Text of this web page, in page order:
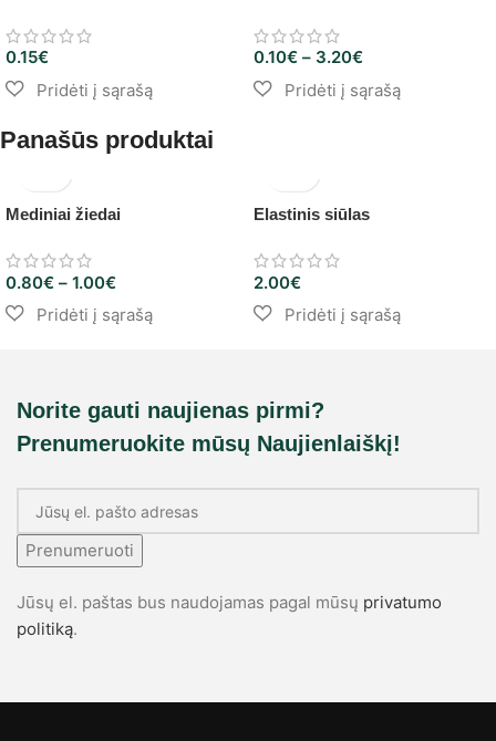
0.15€ 0.10€ – 3.20€
Panašūs produktai
Mediniai žiedai
0.80€ – 1.00€
Elastinis siūlas
2.00€
Norite gauti naujienas pirmi?
Prenumeruokite mūsų Naujienlaiškį!
Prenumeruoti
Jūsų el. paštas bus naudojamas pagal mūsų privatumo
politiką.